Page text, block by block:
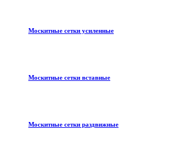
Москитные сетки усиленные
Москитные сетки вставные
Москитные сетки раздвижные